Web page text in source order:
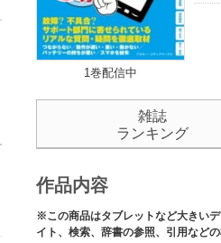
1巻配信中
雑誌
ランキング
作品内容
※この商品はタブレットなど大きい
イト、検索、辞書の参照、引用など